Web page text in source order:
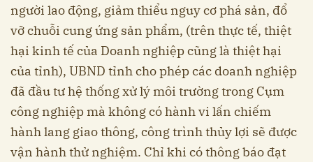
người lao động, giảm thiểu nguy cơ phá sản, đổ
vỡ chuỗi cung ứng sản phẩm, (trên thực tế, thiệt
hại kinh tế của Doanh nghiệp cũng là thiệt hại
của tỉnh), UBND tỉnh cho phép các doanh nghiệp
đã đầu tư hệ thống xử lý môi trường trong Cụm
công nghiệp mà không có hành vi lấn chiếm
hành lang giao thông, công trình thủy lợi sẽ được
vận hành thử nghiệm. Chỉ khi có thông báo đạt